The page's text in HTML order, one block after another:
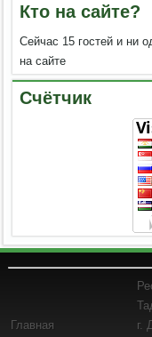
Кто на сайте?
Сейчас 15 гостей и ни
на сайте
Счётчик
Главная
г.